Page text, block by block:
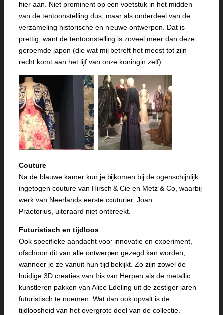
hier aan. Niet prominent op een voetstuk in het midden
van de tentoonstelling dus, maar als onderdeel van de
verzameling historische en nieuwe ontwerpen. Dat is
prettig, want de tentoonstelling is zoveel meer dan deze
geroemde japon (die wat mij betreft het meest tot zijn
recht komt aan het lijf van onze koningin zelf).
Couture
Na de blauwe kamer kun je bijkomen bij de ogenschijnlijk
ingetogen couture van Hirsch & Cie en Metz & Co, waarbij
werk van Neerlands eerste couturier, Joan
Praetorius, uiteraard niet ontbreekt.
Futuristisch en tijdloos
Ook specifieke aandacht voor innovatie en experiment,
ofschoon dit van alle ontwerpen gezegd kan worden,
wanneer je ze vanuit hun tijd bekijkt. Zo zijn zowel de
huidige 3D creaties van Iris van Herpen als de metallic
kunstleren pakken van Alice Edeling uit de zestiger jaren
futuristisch te noemen. Wat dan ook opvalt is de
tijdloosheid van het overgrote deel van de collectie.